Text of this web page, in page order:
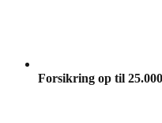
Forsikring op til